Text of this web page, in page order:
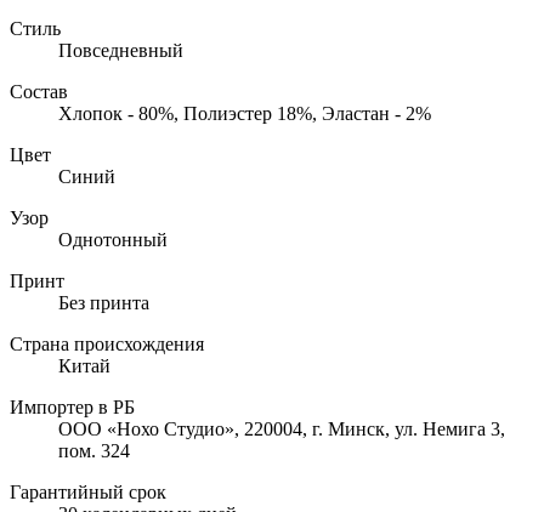
Стиль
Повседневный
Состав
Хлопок - 80%, Полиэстер 18%, Эластан - 2%
Цвет
Синий
Узор
Однотонный
Принт
Без принта
Страна происхождения
Китай
Импортер в РБ
ООО «Нохо Студио», 220004, г. Минск, ул. Немига 3,
пом. 324
Гарантийный срок